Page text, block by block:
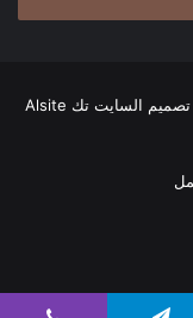
السايت تك Alsite